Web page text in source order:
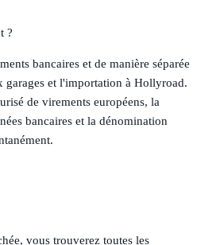
?
bancaires et de manière séparée
garages et l'importation à Hollyroad.
de virements européens, la
bancaires et la dénomination
vous trouverez toutes les